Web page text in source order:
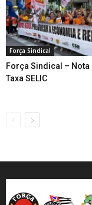
Força Sindical
Força Sindical – Nota
Taxa SELIC